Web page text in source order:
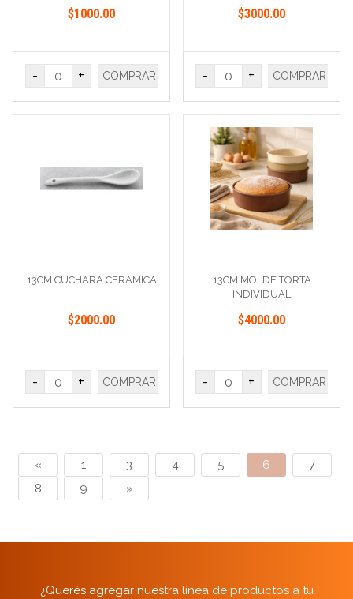
$1000.00
- + COMPRAR
$3000.00
- + COMPRAR
13CM CUCHARA CERAMICA
$2000.00
- + COMPRAR
13CM MOLDE TORTA
INDIVIDUAL
$4000.00
- + COMPRAR
« 1 3 4 5 6
7
8
9 »
¿Querés agregar nuestra línea de productos a tu